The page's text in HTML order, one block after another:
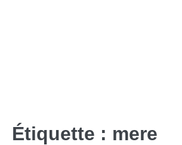
Étiquette : mere